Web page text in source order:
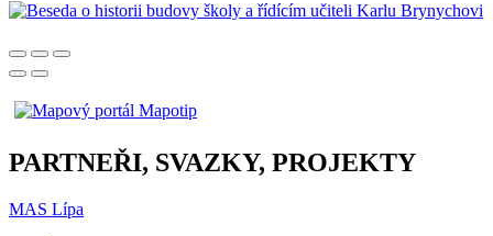
PARTNEŘI, SVAZKY, PROJEKTY
MAS Lípa